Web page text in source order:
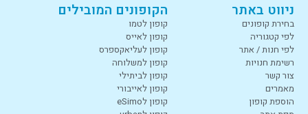
ניווט באתר
בחירת קופונים
לפי קטגוריה
לפי חנות / אתר
רשימת חנויות
צור קשר
מאמרים
הוספת קופון
הקופונים המובילים
קופון לטמו
קופון לאייס
קופון לעליאקספרס
קופון למשלוחה
קופון לביתילי
קופון לאייבורי
קופון לeSimo